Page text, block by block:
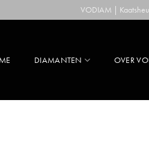
VODIAM |
DIAMANTEN OVER